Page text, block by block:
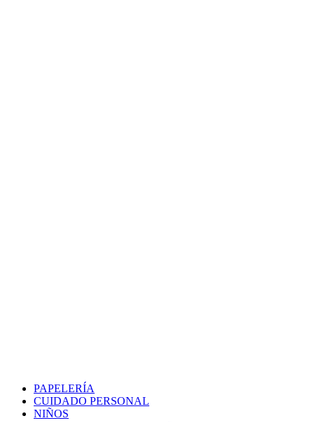
PAPELERÍA
CUIDADO PERSONAL
NIÑOS